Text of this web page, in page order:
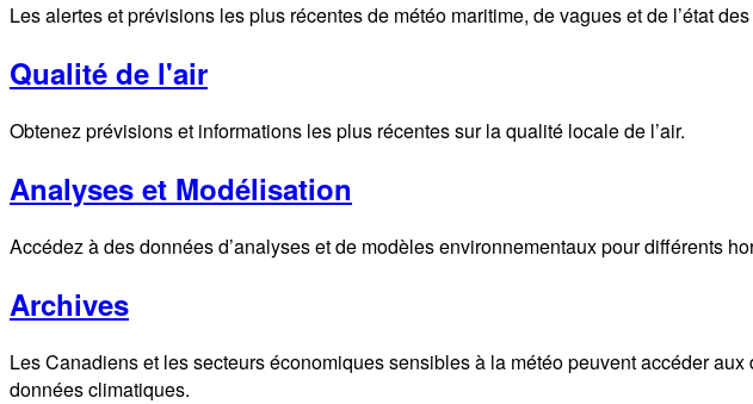
Les alertes et prévisions les plus récentes de météo maritime, de vagues et de l’état
Qualité de l'air
Obtenez prévisions et informations les plus récentes sur la qualité locale de l’air.
Analyses et Modélisation
Accédez à des données d’analyses et de modèles environnementaux pour différents
Archives
Les Canadiens et les secteurs économiques sensibles à la météo peuvent accéder
données climatiques.